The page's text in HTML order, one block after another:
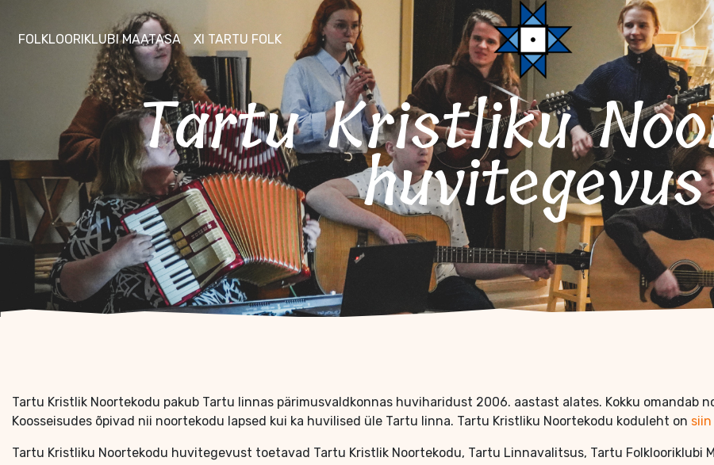
FOLKLOORIKLUBI MAATASA XI TARTU FOLK
Tartu Kristliku Noortekodu
huvitegevus
Tartu Kristlik Noortekodu pakub Tartu linnas pärimusvaldkonnas huviharidust 2006. aastast alates. Kokku omandab
Koosseisudes õpivad nii noortekodu lapsed kui ka huvilised üle Tartu linna. Tartu Kristliku Noortekodu koduleht on siin
Tartu Kristliku Noortekodu huvitegevust toetavad Tartu Kristlik Noortekodu, Tartu Linnavalitsus, Tartu Folklooriklubi